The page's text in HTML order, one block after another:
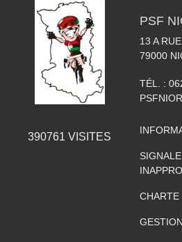
390761 VISITES
PSF
13 A
79000
TÉL. :
CHARTE